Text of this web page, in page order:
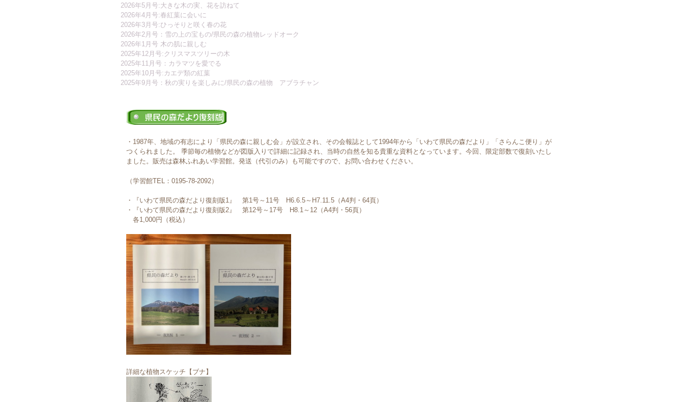
2026年5月号:大きな木の実、花を訪ねて
2026年4月号:春紅葉に会いに
2026年3月号:ひっそりと咲く春の花
2026年2月号：雪の上の宝もの/県民の森の植物レッドオーク
2026年1月号 木の肌に親しむ
2025年12月号:クリスマスツリーの木
2025年11月号：カラマツを愛でる
2025年10月号:カエデ類の紅葉
2025年9月号：秋の実りを楽しみに/県民の森の植物 アブラチャン
・1987年、地域の有志により「県民の森に親しむ会」が設立され、その会報誌として1994年から「いわて県民の森だより」「さらんこ便り」が
つくられました。 季節毎の植物などが図版入りで詳細に記録され、当時の自然を知る貴重な資料となっています。今回、限定部数で復刻いたし
ました。販売は森林ふれあい学習館。発送（代引のみ）も可能ですので、お問い合わせください。
（学習館TEL：0195-78-2092）
・『いわて県民の森だより復刻版1』 第1号～11号 H6.6.5～H7.11.5（A4判・64頁）
・『いわて県民の森だより復刻版2』 第12号～17号 H8.1～12（A4判・56頁）
各1,000円（税込）
詳細な植物スケッチ【ブナ】